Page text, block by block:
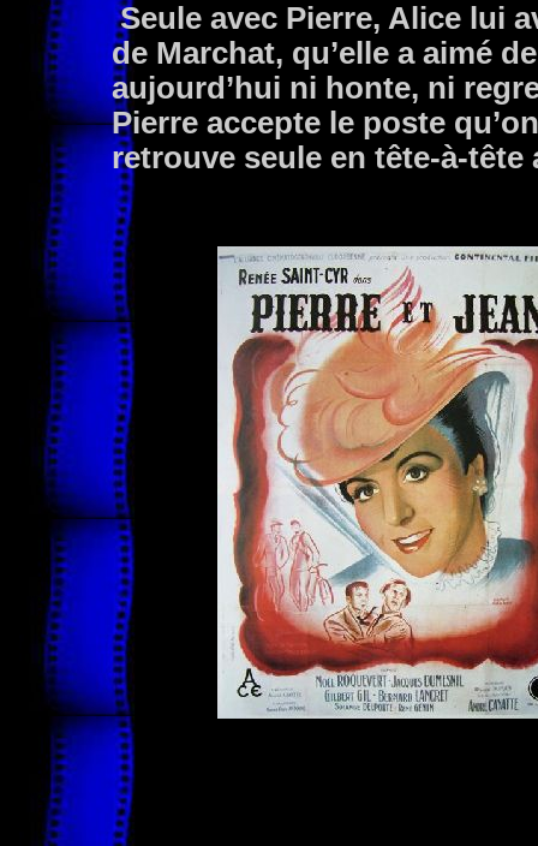
Seule avec Pierre, Alice lui
de Marchat, qu’elle a aimé
aujourd’hui ni honte, ni
Pierre accepte le poste
retrouve seule en tête-à-tête